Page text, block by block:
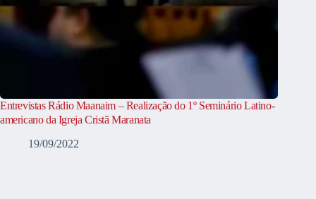
Entrevistas Rádio Maanaim – Realização do 1º Seminário Latino-
americano da Igreja Cristã Maranata
19/09/2022